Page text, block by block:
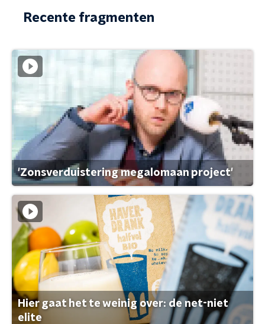
Recente fragmenten
'Zonsverduistering megalomaan project'
Hier gaat het te weinig over: de net-niet
elite